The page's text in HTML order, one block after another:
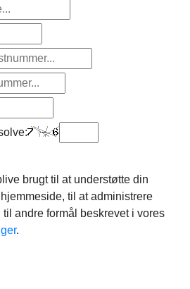
brugt til at understøtte din
til at administrere
andre formål beskrevet i vores
.